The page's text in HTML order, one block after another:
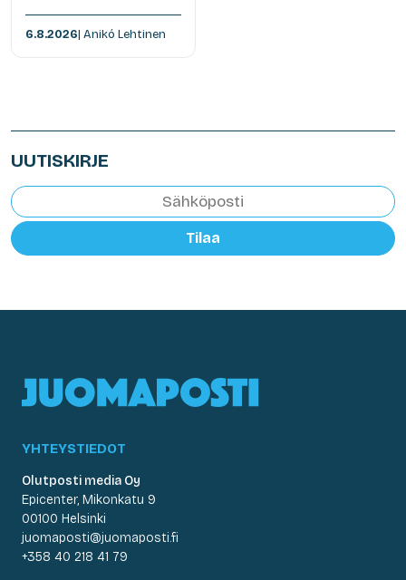
6.8.2026| Anikó Lehtinen
UUTISKIRJE
Tilaa
YHTEYSTIEDOT
Olutposti media Oy
Epicenter, Mikonkatu 9
00100 Helsinki
juomaposti@juomaposti.fi
+358 40 218 41 79